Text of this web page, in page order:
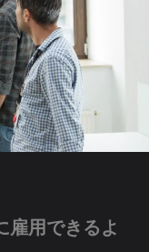
雇用できるよ